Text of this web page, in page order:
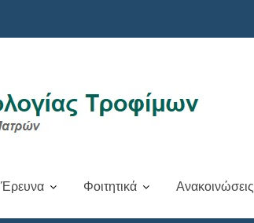
Έρευνα Φοιτητικά Ανακοινώσεις